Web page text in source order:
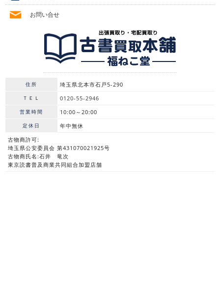
お問い合せ
住所 埼玉県北本市石戸5-290
ＴＥＬ 0120-55-2946
営業時間 10:00～20:00
定休日
年中無休
古物商許可:
埼玉県公安委員会 第431070021925号
古物商氏名:石井 竜次
東京読書普及商業共同組合加盟店舗